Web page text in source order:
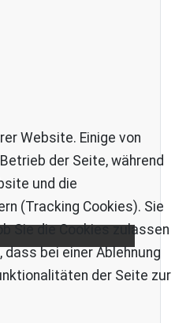
Website. Einige von
der Seite, während
und die
(Tracking Cookies). Sie
Sie die Cookies zulassen
bei einer Ablehnung
der Seite zur